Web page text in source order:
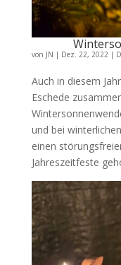
von JN | Dez. 22, 2022|
Auch in diesem
Eschede
und bei
einen
Jahreszeitfeste